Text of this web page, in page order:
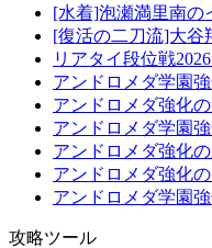
[水着]泡瀬満里南の
[復活の二刀流]大谷
リアタイ段位戦
アンドロメダ学園
アンドロメダ強化
アンドロメダ学園
アンドロメダ強化
アンドロメダ強化
アンドロメダ学園
攻略ツール